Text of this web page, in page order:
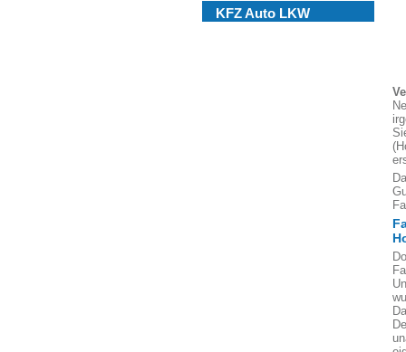
KFZ Auto LKW